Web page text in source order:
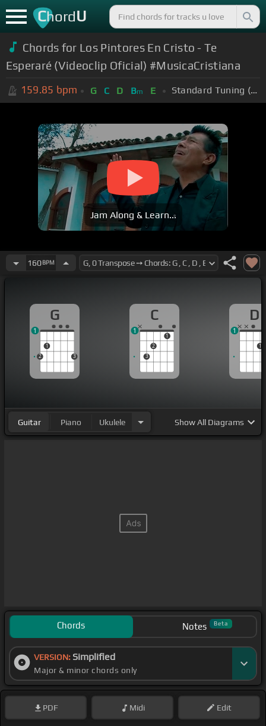
ChordU
Chords for Los Pintores En Cristo - Te
Esperaré (Videoclip Oficial) #MusicaCristiana
159.85 bpm G C D Bm E Standard Tuning (EADGBE)
Jam Along & Learn...
160BPM
G
2
1
3
1
C
3
2
1
1
D
1
1
Guitar Piano Ukulele ShowAll Diagrams
Chords Notes Beta
VERSION: Simplified
Major & minor chords only
PDF Midi Edit